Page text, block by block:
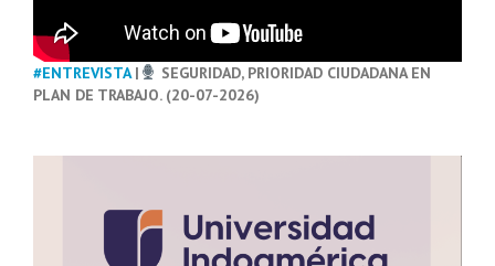
#ENTREVISTA|
SEGURIDAD, PRIORIDAD CIUDADANA EN
PLAN DE TRABAJO. (20-07-2026)